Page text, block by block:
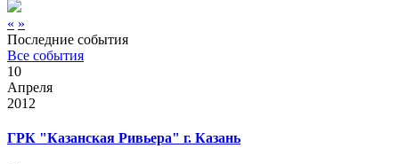
« »
Последние события
Все события
10
Апреля
2012
ГРК "Казанская Ривьера" г. Казань